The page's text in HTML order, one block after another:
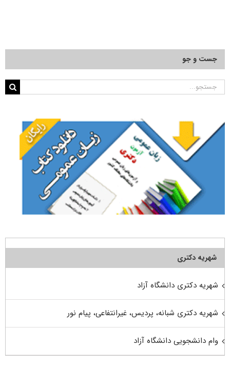
جست و جو
جستجو
شهریه دکتری
شهریه دکتری دانشگاه آزاد
شهریه دکتری شبانه، پردیس، غیرانتفاعی، پیام نور
وام دانشجویی دانشگاه آزاد